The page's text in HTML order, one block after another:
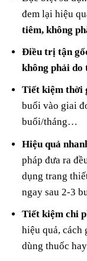
đem lại hiệu
tiêm, không
Điều trị tận
không phải do
Tiết kiệm thời
buổi vào giai
buổi/tháng…
Hiệu quả
pháp đưa ra
dụng trang
ngay sau 2-3
Tiết kiệm chi
hiệu quả, cách
dùng thuốc